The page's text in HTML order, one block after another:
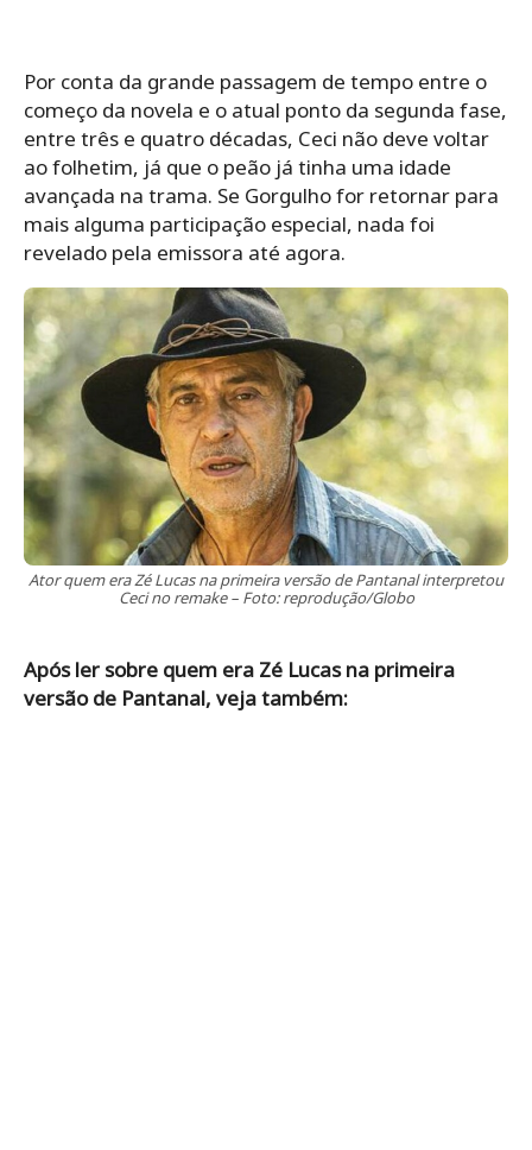
Por conta da grande passagem de tempo entre o
começo da novela e o atual ponto da segunda fase,
entre três e quatro décadas, Ceci não deve voltar
ao folhetim, já que o peão já tinha uma idade
avançada na trama. Se Gorgulho for retornar para
mais alguma participação especial, nada foi
revelado pela emissora até agora.
Ator quem era Zé Lucas na primeira versão de Pantanal interpretou
Ceci no remake – Foto: reprodução/Globo
Após ler sobre quem era Zé Lucas na primeira
versão de Pantanal, veja também: